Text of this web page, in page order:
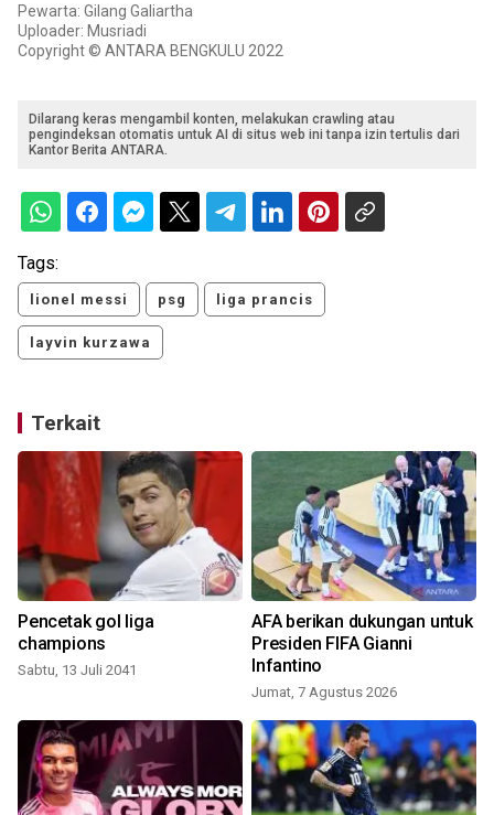
Pewarta: Gilang Galiartha
Uploader: Musriadi
Copyright © ANTARA BENGKULU 2022
Dilarang keras mengambil konten, melakukan crawling atau
pengindeksan otomatis untuk AI di situs web ini tanpa izin tertulis dari
Kantor Berita ANTARA.
Tags:
lionel messi psg liga prancis
layvin kurzawa
Terkait
Pencetak gol liga
champions
Sabtu, 13 Juli 2041
AFA berikan dukungan untuk
Presiden FIFA Gianni
Infantino
Jumat, 7 Agustus 2026